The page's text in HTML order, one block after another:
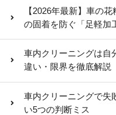
【2026年最新】車の
の固着を防ぐ「足軽加
車内クリーニングは自
違い・限界を徹底解説
車内クリーニングで失
い5つの判断ミス